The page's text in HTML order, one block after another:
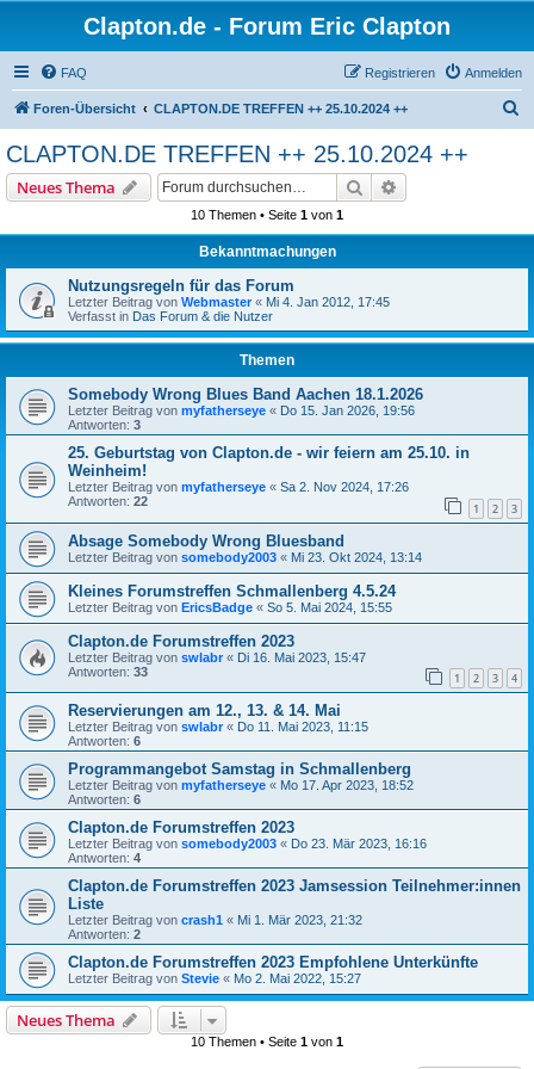
Clapton.de - Forum Eric Clapton
FAQ Anmelden
Registrieren
Foren-Übersicht CLAPTON.DE TREFFEN ++ 25.10.2024 ++
CLAPTON.DE TREFFEN ++ 25.10.2024 ++
Neues Thema Suche
10 Themen • Seite 1 von 1
Bekanntmachungen
Nutzungsregeln für das Forum
Letzter Beitrag von Webmaster« Mi 4. Jan 2012, 17:45
Verfasst in Das Forum & die Nutzer
Themen
Somebody Wrong Blues Band Aachen 18.1.2026
Letzter Beitrag von myfatherseye « Do 15. Jan 2026, 19:56
Antworten: 3
25. Geburtstag von Clapton.de - wir feiern am 25.10. in
Weinheim!
Letzter Beitrag von myfatherseye « Sa 2. Nov 2024, 17:26
Antworten: 22 1 2 3
Absage Somebody Wrong Bluesband
Letzter Beitrag von somebody2003 « Mi 23. Okt 2024, 13:14
Kleines Forumstreffen Schmallenberg 4.5.24
Letzter Beitrag von EricsBadge « So 5. Mai 2024, 15:55
Clapton.de Forumstreffen 2023
Letzter Beitrag von swlabr « Di 16. Mai 2023, 15:47
Antworten: 33 1 2 3 4
Reservierungen am 12., 13. & 14. Mai
Letzter Beitrag von swlabr« Do 11. Mai 2023, 11:15
Antworten: 6
Programmangebot Samstag in Schmallenberg
Letzter Beitrag von myfatherseye « Mo 17. Apr 2023, 18:52
Antworten: 6
Clapton.de Forumstreffen 2023
Letzter Beitrag von somebody2003 « Do 23. Mär 2023, 16:16
Antworten: 4
Clapton.de Forumstreffen 2023 Jamsession Teilnehmer:innen
Liste
Letzter Beitrag von crash1 « Mi 1. Mär 2023, 21:32
Antworten: 2
Clapton.de Forumstreffen 2023 Empfohlene Unterkünfte
Letzter Beitrag von Stevie « Mo 2. Mai 2022, 15:27
Neues Thema
10 Themen • Seite 1 von 1